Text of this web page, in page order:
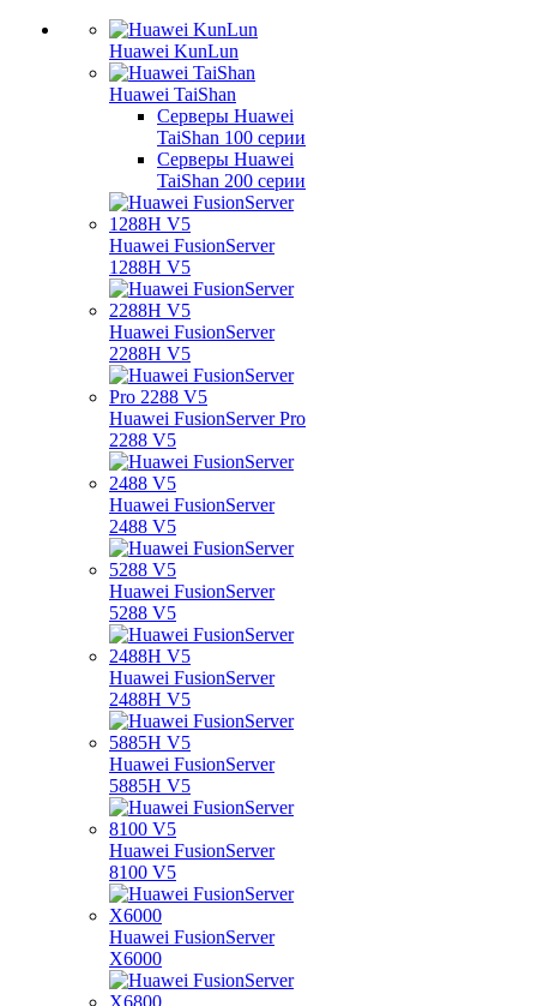
Huawei KunLun
Huawei TaiShan
Серверы Huawei
TaiShan 100 серии
Серверы Huawei
TaiShan 200 серии
Huawei FusionServer
1288H V5
Huawei FusionServer
2288H V5
Huawei FusionServer Pro
2288 V5
Huawei FusionServer
2488 V5
Huawei FusionServer
5288 V5
Huawei FusionServer
2488H V5
Huawei FusionServer
5885H V5
Huawei FusionServer
8100 V5
Huawei FusionServer
X6000